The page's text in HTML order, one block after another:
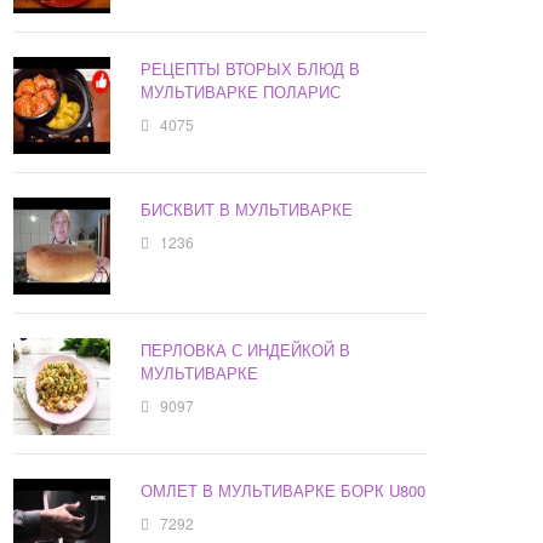
РЕЦЕПТЫ ВТОРЫХ БЛЮД В
МУЛЬТИВАРКЕ ПОЛАРИС
4075
БИСКВИТ В МУЛЬТИВАРКЕ
1236
ПЕРЛОВКА С ИНДЕЙКОЙ В
МУЛЬТИВАРКЕ
9097
ОМЛЕТ В МУЛЬТИВАРКЕ БОРК U800
7292